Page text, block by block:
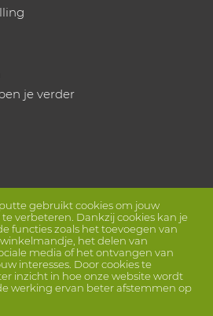
gebruikt cookies om jouw
verbeteren. Dankzij cookies kan je
functies zoals het toevoegen van
het delen van
media of het ontvangen van
interesses. Door cookies te
inzicht in hoe onze website wordt
werking ervan beter afstemmen op
je verder